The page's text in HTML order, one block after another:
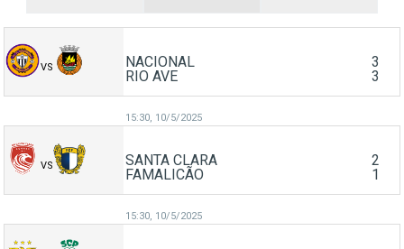
VS NACIONAL
3
RIO AVE
3
15:30, 10/5/2025
VS SANTA CLARA
2
FAMALICÃO
1
15:30, 10/5/2025